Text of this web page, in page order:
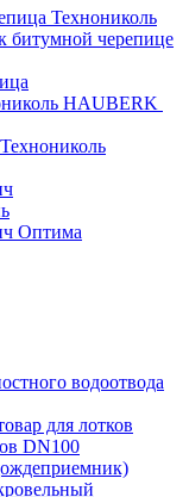
Технониколь
битумной черепице
HAUBERK
Оптима
водоотвода
для лотков
DN100